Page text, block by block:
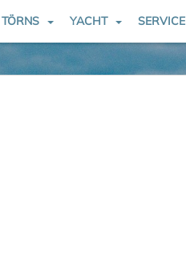
TÖRNS
YACHT SERVICE